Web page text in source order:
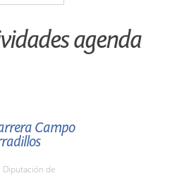
agenda
Campo
Diputación de